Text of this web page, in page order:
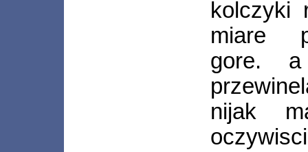
kolczyki
miare
gore.
nijak